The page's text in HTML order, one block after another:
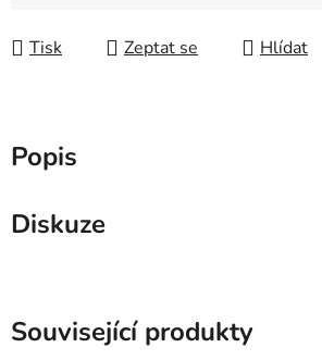
Tisk Zeptat se Hlídat
Popis
Diskuze
Související produkty